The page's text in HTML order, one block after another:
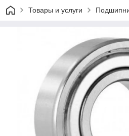
Товары и услуги